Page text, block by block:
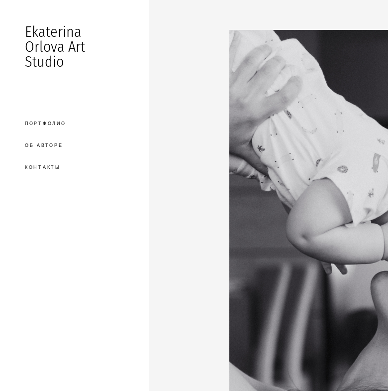
Ekaterina
Orlova Art
Studio
ПОРТФОЛИО
ОБ АВТОРЕ
КОНТАКТЫ